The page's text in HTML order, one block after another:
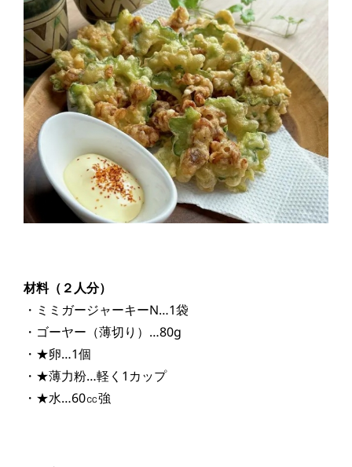
材料（２人分）
・ミミガージャーキーN…1袋
・ゴーヤー（薄切り）…80g
・★卵…1個
・★薄力粉…軽く1カップ
・★水…60㏄強